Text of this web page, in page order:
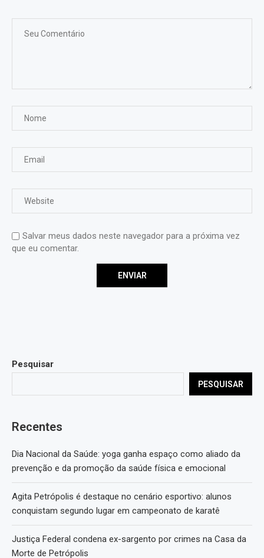
Salvar meus dados neste navegador para a próxima vez
que eu comentar.
Pesquisar
PESQUISAR
Recentes
Dia Nacional da Saúde: yoga ganha espaço como aliado da
prevenção e da promoção da saúde física e emocional
Agita Petrópolis é destaque no cenário esportivo: alunos
conquistam segundo lugar em campeonato de karatê
Justiça Federal condena ex-sargento por crimes na Casa da
Morte de Petrópolis